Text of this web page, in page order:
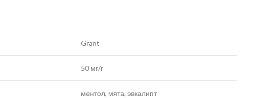
Grant
50 мг/г
ментол, мята, эвкалипт